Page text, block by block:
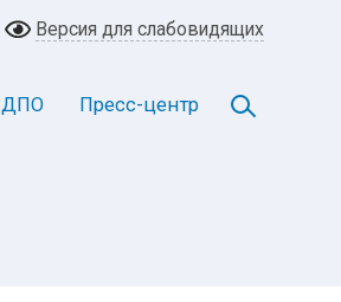
Версия для слабовидящих
ДПО Пресс-центр